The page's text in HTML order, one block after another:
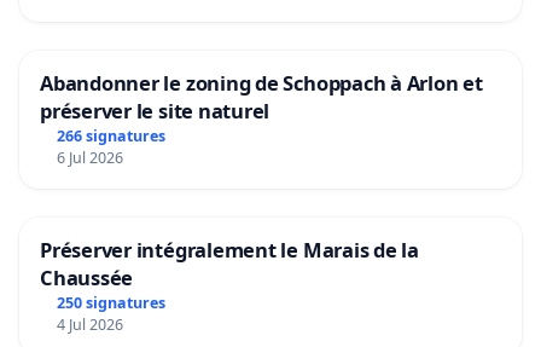
Abandonner le zoning de Schoppach à Arlon et
préserver le site naturel
266 signatures
6 Jul 2026
Préserver intégralement le Marais de la
Chaussée
250 signatures
4 Jul 2026